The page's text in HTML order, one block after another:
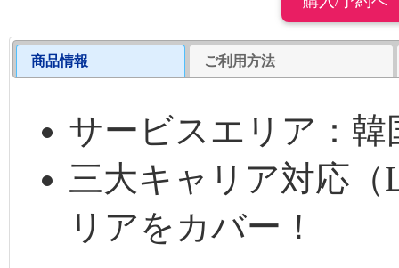
商品情報 ご利用方法
サービスエリア：韓
三大キャリア対応
リアをカバー！